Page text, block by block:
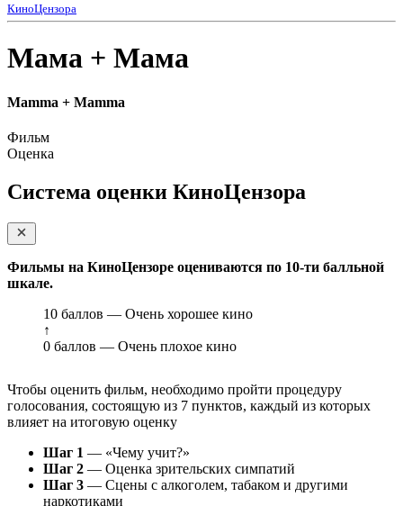
КиноЦензора
Мама + Мама
Mamma + Mamma
Фильм
Оценка
Система оценки КиноЦензора
Фильмы на КиноЦензоре оцениваются по 10-ти балльной
шкале.
10 баллов — Очень хорошее кино
↑
0 баллов — Очень плохое кино
Чтобы оценить фильм, необходимо пройти процедуру
голосования, состоящую из 7 пунктов, каждый из которых
влияет на итоговую оценку
Шаг 1 — «Чему учит?»
Шаг 2 — Оценка зрительских симпатий
Шаг 3 — Сцены с алкоголем, табаком и другими
наркотиками